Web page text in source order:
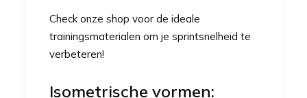
Check onze shop voor de ideale
trainingsmaterialen om je sprintsnelheid te
verbeteren!
Isometrische vormen: